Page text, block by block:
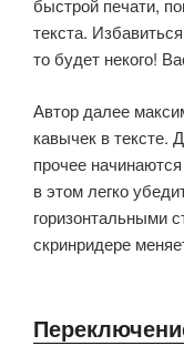
быстрой печати,
текста.
то будет некого!
Автор далее
кавычек в тексте.
прочее
в этом легко
горизонтальными
скринридере